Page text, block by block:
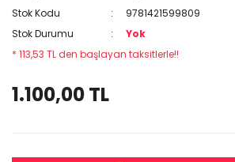
Stok Kodu
9781421599809
Stok Durumu
Yok
* 113,53 TL den başlayan taksitlerle!!
1.100,00 TL